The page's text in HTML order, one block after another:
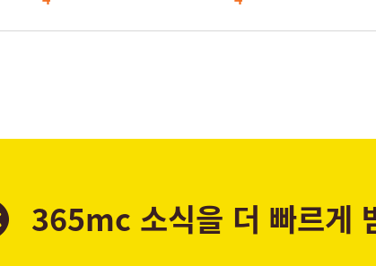
365mc 소식을 더 빠르게